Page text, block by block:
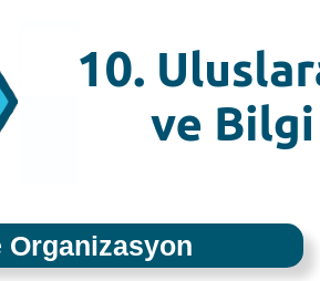
Organizasyon